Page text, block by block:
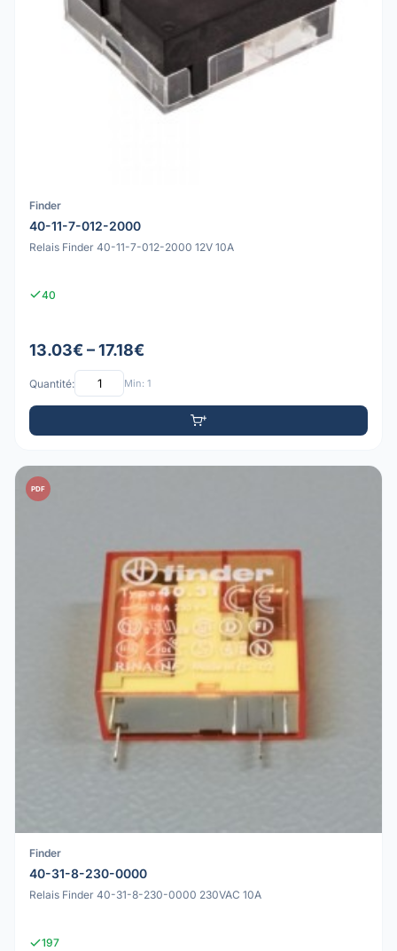
Finder
40-11-7-012-2000
Relais Finder 40-11-7-012-2000 12V 10A
40
13.03€ – 17.18€
Quantité: Min: 1
PDF
Finder
40-31-8-230-0000
Relais Finder 40-31-8-230-0000 230VAC 10A
197